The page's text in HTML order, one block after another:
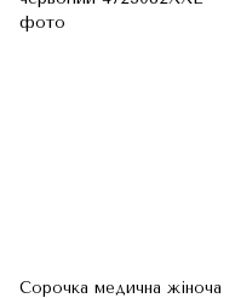
Сорочка медична жіноча